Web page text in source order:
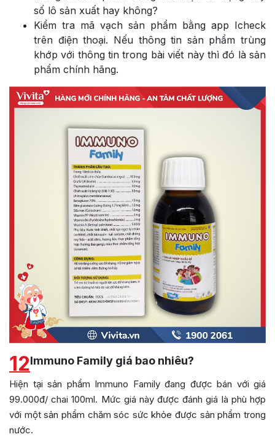
số lô sản xuất hay không?
Kiểm tra mã vạch sản phẩm bằng app Icheck
trên điện thoại. Nếu thông tin sản phẩm trùng
khớp với thông tin trong bài viết này thì đó là sản
phẩm chính hãng.
12Immuno Family giá bao nhiêu?
Hiện tại sản phẩm Immuno Family đang được bán với giá
99.000đ/ chai 100ml. Mức giá này được đánh giá là phù hợp
với một sản phẩm chăm sóc sức khỏe được sản phẩm trong
nước.